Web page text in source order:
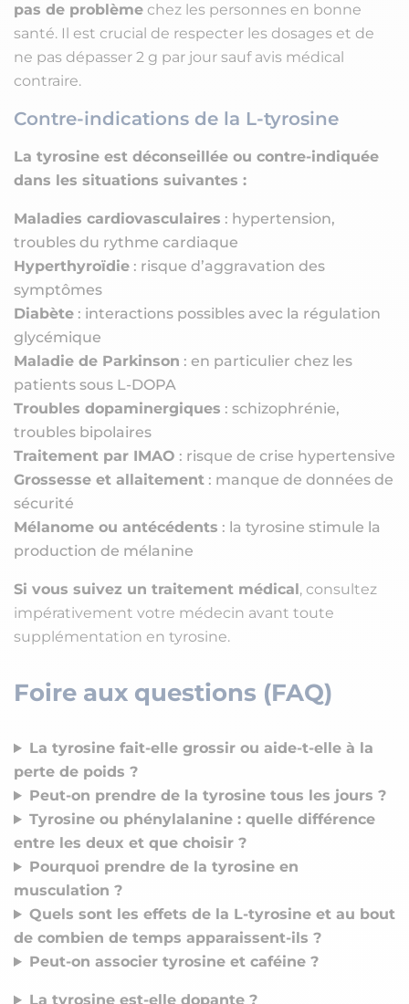
pas de problème chez les personnes en bonne
santé. Il est crucial de respecter les dosages et de
ne pas dépasser 2 g par jour sauf avis médical
contraire.
Contre-indications de la L-tyrosine
La tyrosine est déconseillée ou contre-indiquée
dans les situations suivantes :
Maladies cardiovasculaires : hypertension,
troubles du rythme cardiaque
Hyperthyroïdie : risque d’aggravation des
symptômes
Diabète : interactions possibles avec la régulation
glycémique
Maladie de Parkinson : en particulier chez les
patients sous L-DOPA
Troubles dopaminergiques : schizophrénie,
troubles bipolaires
Traitement par IMAO : risque de crise hypertensive
Grossesse et allaitement : manque de données de
sécurité
Mélanome ou antécédents : la tyrosine stimule la
production de mélanine
Si vous suivez un traitement médical, consultez
impérativement votre médecin avant toute
supplémentation en tyrosine.
Foire aux questions (FAQ)
La tyrosine fait-elle grossir ou aide-t-elle à la
perte de poids ?
Peut-on prendre de la tyrosine tous les jours ?
Tyrosine ou phénylalanine : quelle différence
entre les deux et que choisir ?
Pourquoi prendre de la tyrosine en
musculation ?
Quels sont les effets de la L-tyrosine et au bout
de combien de temps apparaissent-ils ?
Peut-on associer tyrosine et caféine ?
La tyrosine est-elle dopante ?